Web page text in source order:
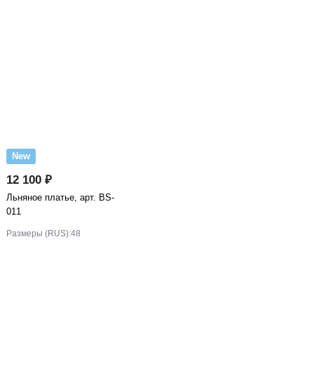
New
12 100 ₽
Льняное платье, арт. BS-
011
Размеры (RUS):48